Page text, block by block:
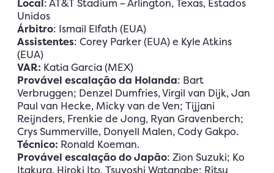
Local: AT&T Stadium – Arlington, Texas, Estados
Unidos
Árbitro: Ismail Elfath (EUA)
Assistentes: Corey Parker (EUA) e Kyle Atkins
(EUA)
VAR: Katia Garcia (MEX)
Provável escalação da Holanda: Bart
Verbruggen; Denzel Dumfries, Virgil van Dijk, Jan
Paul van Hecke, Micky van de Ven; Tijjani
Reijnders, Frenkie de Jong, Ryan Gravenberch;
Crys Summerville, Donyell Malen, Cody Gakpo.
Técnico: Ronald Koeman.
Provável escalação do Japão: Zion Suzuki; Ko
Itakura, Hiroki Ito, Tsuyoshi Watanabe; Ritsu